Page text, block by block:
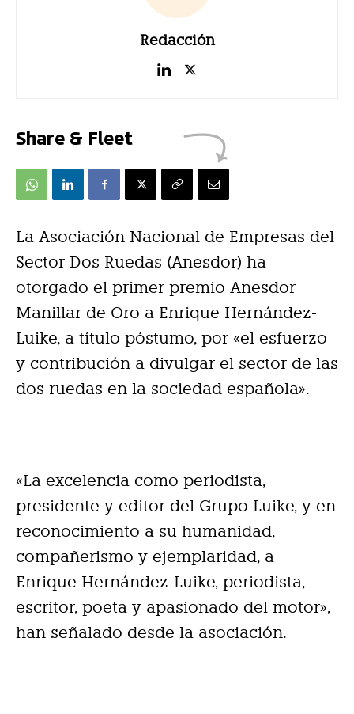
Redacción
Share & Fleet
La Asociación Nacional de Empresas del
Sector Dos Ruedas (Anesdor) ha
otorgado el primer premio Anesdor
Manillar de Oro a Enrique Hernández-
Luike, a título póstumo, por «el esfuerzo
y contribución a divulgar el sector de las
dos ruedas en la sociedad española».
«La excelencia como periodista,
presidente y editor del Grupo Luike, y en
reconocimiento a su humanidad,
compañerismo y ejemplaridad, a
Enrique Hernández-Luike, periodista,
escritor, poeta y apasionado del motor»,
han señalado desde la asociación.